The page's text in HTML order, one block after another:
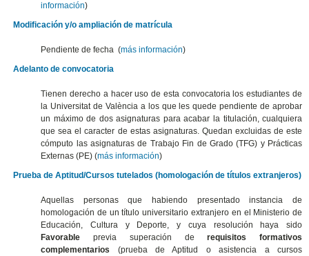
información)
Modificación y/o ampliación de matrícula
Pendiente de fecha (más información)
Adelanto de convocatoria
Tienen derecho a hacer uso de esta convocatoria los estudiantes de
la Universitat de València a los que les quede pendiente de aprobar
un máximo de dos asignaturas para acabar la titulación, cualquiera
que sea el caracter de estas asignaturas. Quedan excluidas de este
cómputo las asignaturas de Trabajo Fin de Grado (TFG) y Prácticas
Externas (PE) (más información)
Prueba de Aptitud/Cursos tutelados (homologación de títulos extranjeros)
Aquellas personas que habiendo presentado instancia de
homologación de un título universitario extranjero en el Ministerio de
Educación, Cultura y Deporte, y cuya resolución haya sido
Favorable previa superación derequisitos formativos
complementarios (prueba de Aptitud o asistencia a cursos